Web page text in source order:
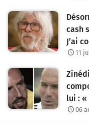
cash
J’ai
11
lui : «
06